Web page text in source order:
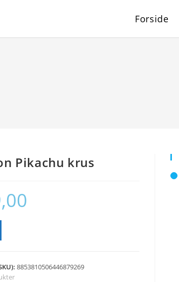
Forside
Pikachu krus
8853810506446879269